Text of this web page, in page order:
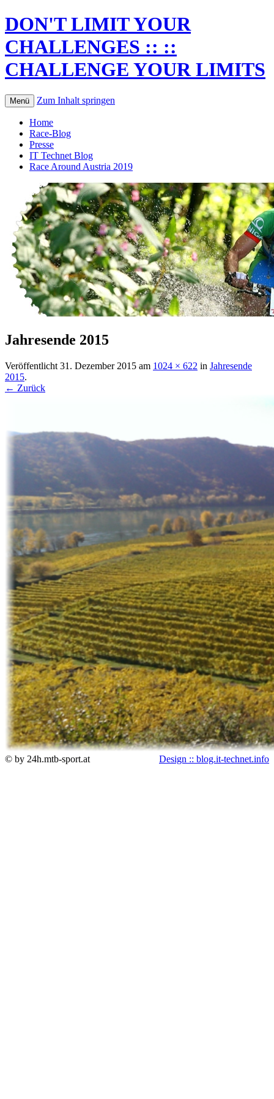
DON'T LIMIT YOUR
CHALLENGES :: ::
CHALLENGE YOUR LIMITS
Menü Zum Inhalt springen
Home
Race-Blog
Presse
IT Technet Blog
Race Around Austria 2019
Jahresende 2015
Veröffentlicht 31. Dezember 2015 am 1024 × 622 in Jahresende
2015.
← Zurück
© by 24h.mtb-sport.at Design :: blog.it-technet.info